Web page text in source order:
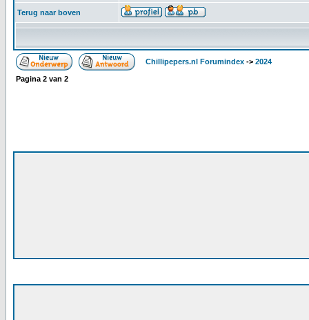
Terug naar boven
Chillipepers.nl Forumindex -> 2024
Pagina 2 van 2